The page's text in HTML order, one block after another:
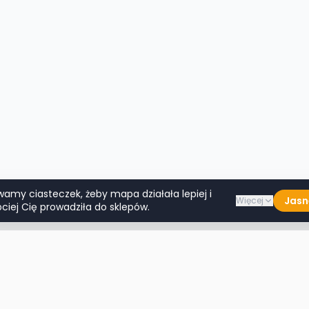
ciasteczek, żeby mapa działała lepiej i
Cię prowadziła do sklepów.
Więcej